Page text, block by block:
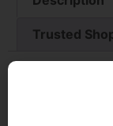
Trusted